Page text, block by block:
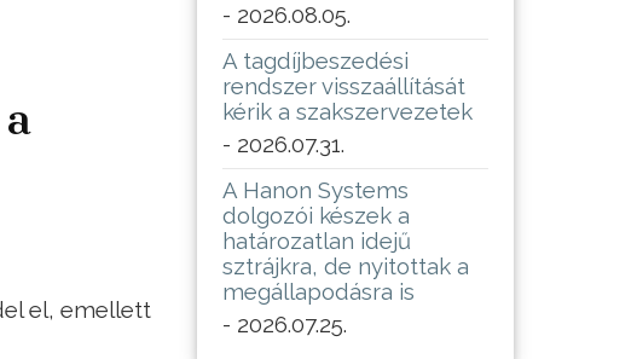
el, emellett
- 2026.08.05.
A tagdíjbeszedési
rendszer visszaállítását
kérik a szakszervezetek
- 2026.07.31.
A Hanon Systems
dolgozói készek a
határozatlan idejű
sztrájkra, de nyitottak a
megállapodásra is
- 2026.07.25.